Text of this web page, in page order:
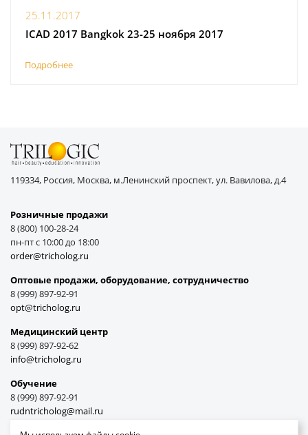
25.11.2017
ICAD 2017 Bangkok 23-25 ноября 2017
Подробнее
119334, Россия, Москва, м.Ленинский проспект, ул. Вавилова, д.4
Розничные продажи
8 (800) 100-28-24
пн-пт с 10:00 до 18:00
order@tricholog.ru
Оптовые продажи, оборудование, cотрудничество
8 (999) 897-92-91
opt@tricholog.ru
Медицинский центр
8 (999) 897-92-62
info@tricholog.ru
Обучение
8 (999) 897-92-91
rudntricholog@mail.ru